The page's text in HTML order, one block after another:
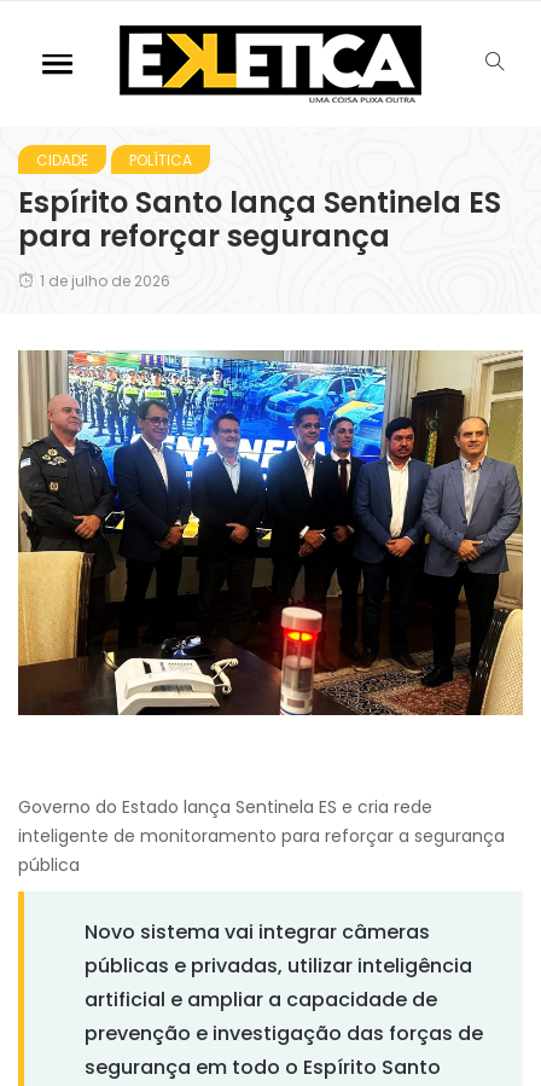
CIDADE POLÍTICA
Espírito Santo lança Sentinela ES
para reforçar segurança
1 de julho de 2026
Governo do Estado lança Sentinela ES e cria rede
inteligente de monitoramento para reforçar a segurança
pública
Novo sistema vai integrar câmeras
públicas e privadas, utilizar inteligência
artificial e ampliar a capacidade de
prevenção e investigação das forças de
segurança em todo o Espírito Santo